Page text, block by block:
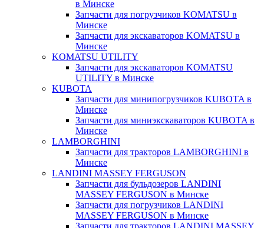
в Минске
Запчасти для погрузчиков KOMATSU в
Минске
Запчасти для экскаваторов KOMATSU в
Минске
KOMATSU UTILITY
Запчасти для экскаваторов KOMATSU
UTILITY в Минске
KUBOTA
Запчасти для минипогрузчиков KUBOTA в
Минске
Запчасти для миниэкскаваторов KUBOTA в
Минске
LAMBORGHINI
Запчасти для тракторов LAMBORGHINI в
Минске
LANDINI MASSEY FERGUSON
Запчасти для бульдозеров LANDINI
MASSEY FERGUSON в Минске
Запчасти для погрузчиков LANDINI
MASSEY FERGUSON в Минске
Запчасти для тракторов LANDINI MASSEY